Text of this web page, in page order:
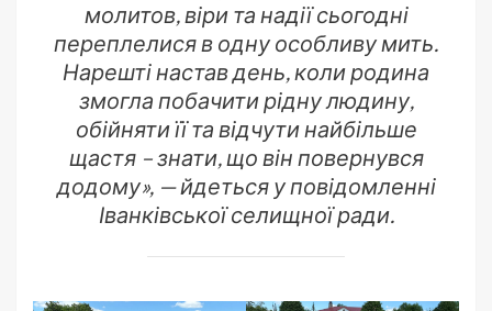
молитов, віри та надії сьогодні
переплелися в одну особливу мить.
Нарешті настав день, коли родина
змогла побачити рідну людину,
обійняти її та відчути найбільше
щастя – знати, що він повернувся
додому», — йдеться у повідомленні
Іванківської селищної ради.